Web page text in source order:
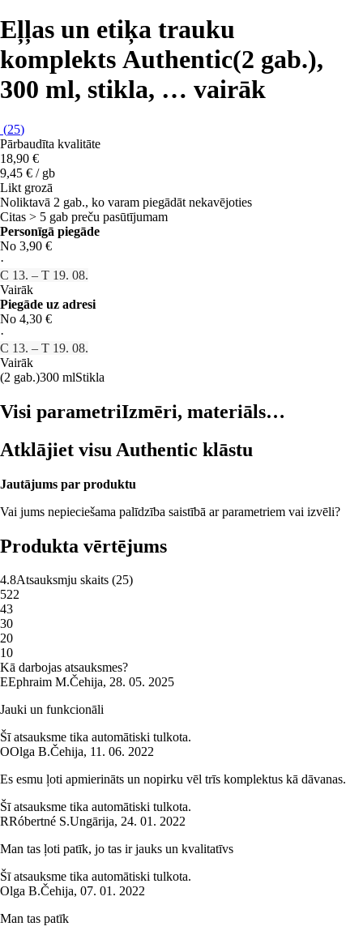
Eļļas un etiķa trauku
komplekts Authentic(2 gab.),
300 ml, stikla, … vairāk
(25)
Pārbaudīta kvalitāte
18,90 €
9,45 € / gb
Likt grozā
Noliktavā 2 gab., ko varam piegādāt nekavējoties
Citas > 5 gab preču pasūtījumam
Personīgā piegāde
No 3,90 €
·
C 13. – T 19. 08.
Vairāk
Piegāde uz adresi
No 4,30 €
·
C 13. – T 19. 08.
Vairāk
(2 gab.)300 mlStikla
Visi parametriIzmēri, materiāls…
Atklājiet visu Authentic klāstu
Jautājums par produktu
Vai jums nepieciešama palīdzība saistībā ar parametriem vai izvēli?
Produkta vērtējums
4.8Atsauksmju skaits (25)
522
43
30
20
10
Kā darbojas atsauksmes?
EEphraim M.Čehija, 28. 05. 2025
Jauki un funkcionāli
Šī atsauksme tika automātiski tulkota.
OOlga B.Čehija, 11. 06. 2022
Es esmu ļoti apmierināts un nopirku vēl trīs komplektus kā dāvanas.
Šī atsauksme tika automātiski tulkota.
RRóbertné S.Ungārija, 24. 01. 2022
Man tas ļoti patīk, jo tas ir jauks un kvalitatīvs
Šī atsauksme tika automātiski tulkota.
Olga B.Čehija, 07. 01. 2022
Man tas patīk